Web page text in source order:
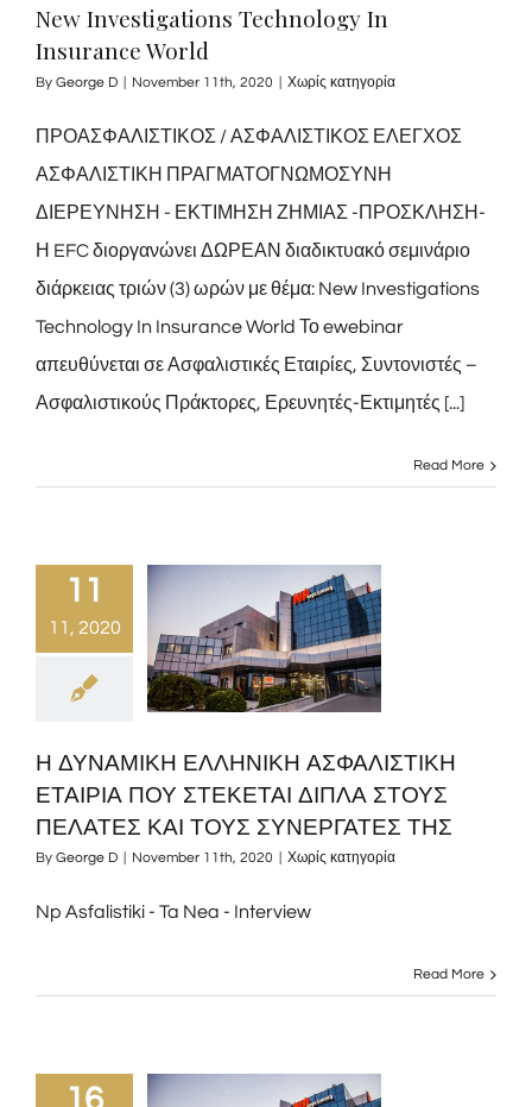
New Investigations Technology In
Insurance World
By George D November 11th, 2020 Χωρίς κατηγορία
ΠΡΟΑΣΦΑΛΙΣΤΙΚΟΣ / ΑΣΦΑΛΙΣΤΙΚΟΣ ΕΛΕΓΧΟΣ
ΑΣΦΑΛΙΣΤΙΚΗ ΠΡΑΓΜΑΤΟΓΝΩΜΟΣΥΝΗ
ΔΙΕΡΕΥΝΗΣΗ - ΕΚΤΙΜΗΣΗ ΖΗΜΙΑΣ -ΠΡΟΣΚΛΗΣΗ-
Η EFC διοργανώνει ΔΩΡΕΑΝ διαδικτυακό σεμινάριο
διάρκειας τριών (3) ωρών με θέμα: New Investigations
Technology In Insurance World Το ewebinar
απευθύνεται σε Ασφαλιστικές Εταιρίες, Συντονιστές –
Ασφαλιστικούς Πράκτορες, Ερευνητές-Εκτιμητές [...]
Read More
11
11, 2020
Η ΔΥΝΑΜΙΚΗ ΕΛΛΗΝΙΚΗ ΑΣΦΑΛΙΣΤΙΚΗ
ΕΤΑΙΡΙΑ ΠΟΥ ΣΤΕΚΕΤΑΙ ΔΙΠΛΑ ΣΤΟΥΣ
ΠΕΛΑΤΕΣ ΚΑΙ ΤΟΥΣ ΣΥΝΕΡΓΑΤΕΣ ΤΗΣ
By George D November 11th, 2020 Χωρίς κατηγορία
Np Asfalistiki - Ta Nea - Interview
Read More
16